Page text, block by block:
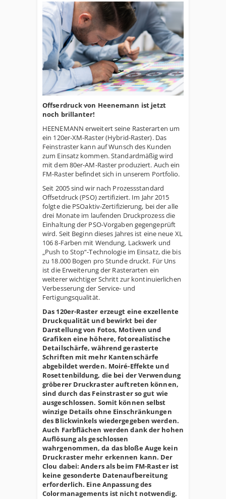
Offserdruck von Heenemann ist jetzt
noch brillanter!
HEENEMANN erweitert seine Rasterarten um
ein 120er-XM-Raster (Hybrid-Raster). Das
Feinstraster kann auf Wunsch des Kunden
zum Einsatz kommen. Standardmäßig wird
mit dem 80er-AM-Raster produziert. Auch ein
FM-Raster befindet sich in unserem Portfolio.
Seit 2005 sind wir nach Prozessstandard
Offsetdruck (PSO) zertifiziert. Im Jahr 2015
folgte die PSOaktiv-Zertifizierung, bei der alle
drei Monate im laufenden Druckprozess die
Einhaltung der PSO-Vorgaben gegengeprüft
wird. Seit Beginn dieses Jahres ist eine neue XL
106 8-Farben mit Wendung, Lackwerk und
„Push to Stop“-Technologie im Einsatz, die bis
zu 18.000 Bogen pro Stunde druckt. Für Uns
ist die Erweiterung der Rasterarten ein
weiterer wichtiger Schritt zur kontinuierlichen
Verbesserung der Service- und
Fertigungsqualität.
Das 120er-Raster erzeugt eine exzellente
Druckqualität und bewirkt bei der
Darstellung von Fotos, Motiven und
Grafiken eine höhere, fotorealistische
Detailschärfe, während gerasterte
Schriften mit mehr Kantenschärfe
abgebildet werden. Moiré-Effekte und
Rosettenbildung, die bei der Verwendung
gröberer Druckraster auftreten können,
sind durch das Feinstraster so gut wie
ausgeschlossen. Somit können selbst
winzige Details ohne Einschränkungen
des Blickwinkels wiedergegeben werden.
Auch Farbflächen werden dank der hohen
Auflösung als geschlossen
wahrgenommen, da das bloße Auge kein
Druckraster mehr erkennen kann. Der
Clou dabei: Anders als beim FM-Raster ist
keine gesonderte Datenaufbereitung
erforderlich. Eine Anpassung des
Colormanagements ist nicht notwendig.